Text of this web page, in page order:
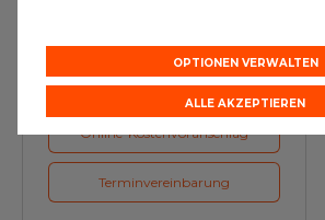
Online-Kostenvoranschlag
Terminvereinbarung
OPTIONEN VERWALTEN
ALLE AKZEPTIEREN